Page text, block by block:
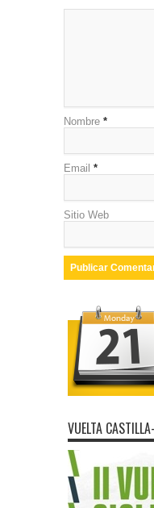
Nombre *
Email *
Sitio Web
VUELTA